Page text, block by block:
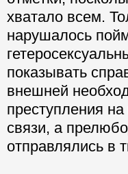
хватало всем.
нарушалось
показывать
внешней
преступления
связи, а
отправлялись в